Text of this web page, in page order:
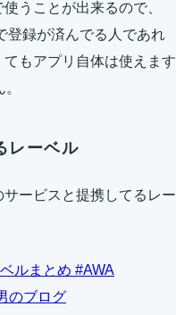
うことが出来るので、
登録が済んでる人であれ
もアプリ自体は使えます
レーベル
ービスと提携してるレー
ルまとめ #AWA
のブログ